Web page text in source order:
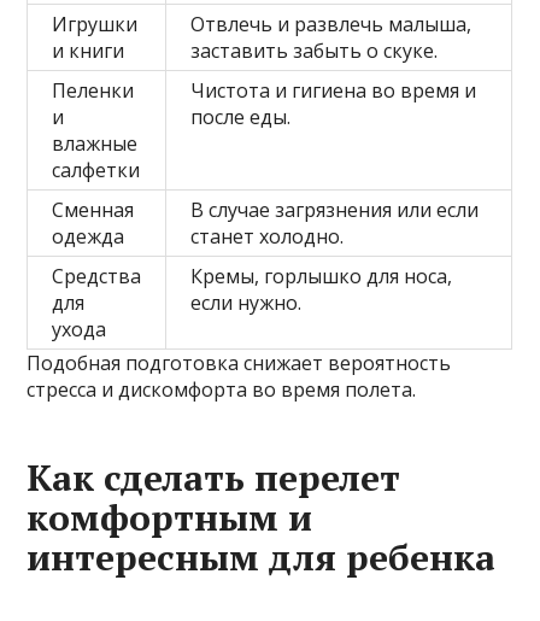
Игрушки
и книги
Отвлечь и развлечь малыша,
заставить забыть о скуке.
Пеленки
и
влажные
салфетки
Чистота и гигиена во время и
после еды.
Сменная
одежда
В случае загрязнения или если
станет холодно.
Средства
для
ухода
Кремы, горлышко для носа,
если нужно.
Подобная подготовка снижает вероятность
стресса и дискомфорта во время полета.
Как сделать перелет
комфортным и
интересным для ребенка